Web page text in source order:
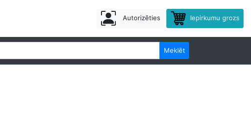
Autorizēties Iepirkumu grozs
Meklēt